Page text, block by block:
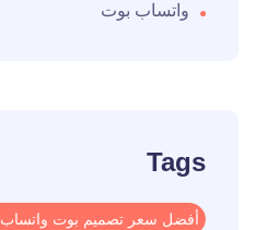
واتساب بوت
Tags
أفضل سعر تصميم بوت واتساب 2022